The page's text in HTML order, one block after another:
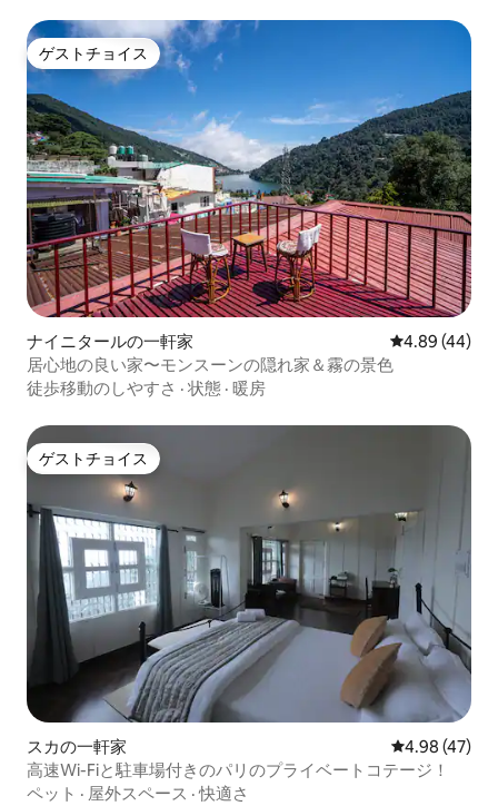
ゲストチョイス
ゲストチョイス
ナイニタールの一軒家 レビュー44
4.89 (44)
居心地の良い家〜モンスーンの隠れ家＆霧の景色
徒歩移動のしやすさ · 状態 · 暖房
ゲストチョイス
ゲストチョイス
スカの一軒家 レビュー47
4.98 (47)
高速Wi-Fiと駐車場付きのパリのプライベートコテージ！
ペット · 屋外スペース ·快適さ